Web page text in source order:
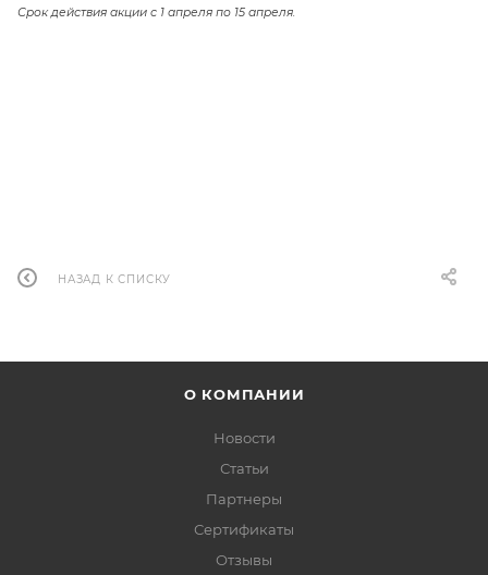
Срок действия акции с 1 апреля по 15 апреля.
НАЗАД К СПИСКУ
О КОМПАНИИ
Новости
Статьи
Партнеры
Сертификаты
Отзывы